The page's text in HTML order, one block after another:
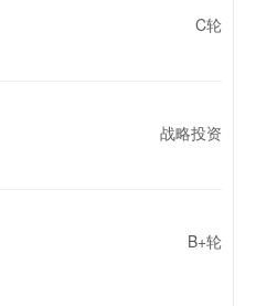
C轮
战略投资
B+轮